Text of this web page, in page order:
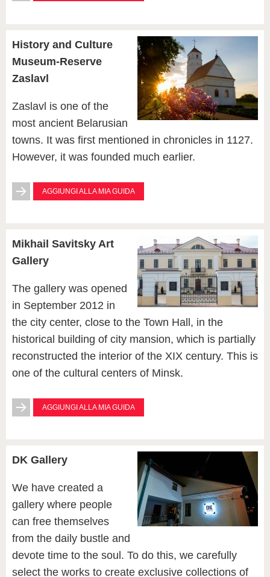
History and Culture
Museum-Reserve
Zaslavl
Zaslavl is one of the
most ancient Belarusian
towns. It was first mentioned in chronicles in 1127.
However, it was founded much earlier.
AGGIUNGI ALLA MIA GUIDA
Mikhail Savitsky Art
Gallery
The gallery was opened
in September 2012 in
the city center, close to the Town Hall, in the
historical building of city mansion, which is partially
reconstructed the interior of the XIX century. This is
one of the cultural centers of Minsk.
AGGIUNGI ALLA MIA GUIDA
DK Gallery
We have created a
gallery where people
can free themselves
from the daily bustle and
devote time to the soul. To do this, we carefully
select the works to create exclusive collections of